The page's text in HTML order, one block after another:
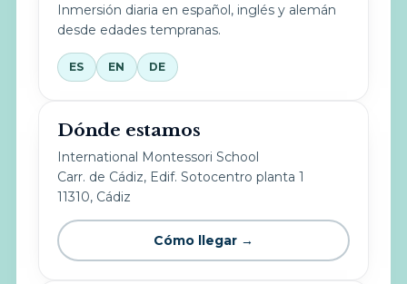
Inmersión diaria en español, inglés y alemán
desde edades tempranas.
ES EN DE
Dónde estamos
International Montessori School
Carr. de Cádiz, Edif. Sotocentro planta 1
11310, Cádiz
Cómo llegar →